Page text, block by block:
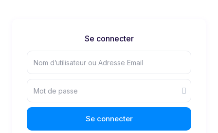
Se connecter
Se connecter